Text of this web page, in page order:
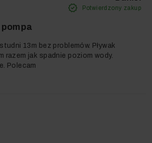
w ogrodzie dzięki wysokiej
obsłudze, oraz
zwiększają jej efektywność?
Potwierdzony zakup
13m bez problemów. Pływak
razem jak spadnie poziom wody.
Polecam